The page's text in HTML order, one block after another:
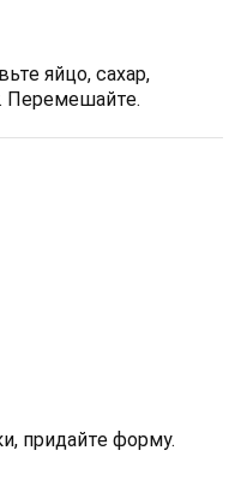
яйцо, сахар,
Перемешайте.
придайте форму.